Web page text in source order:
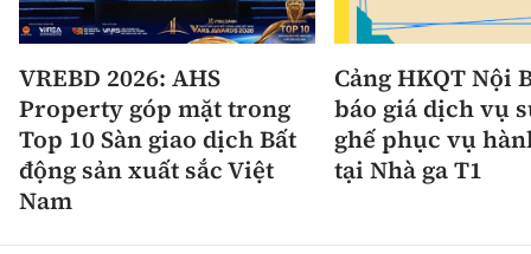
VREBD 2026: AHS
Property góp mặt trong
Top 10 Sàn giao dịch Bất
động sản xuất sắc Việt
Nam
Cảng HKQT Nội
báo giá dịch vụ
ghế phục vụ
tại Nhà ga T1